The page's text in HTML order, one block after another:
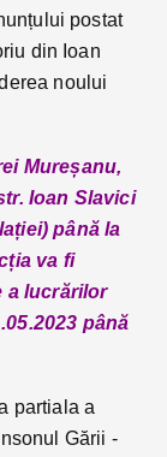
postat
din Ioan
noului
Mureșanu,
Ioan Slavici
până la
va fi
a lucrărilor
până
partiala a
Gării -